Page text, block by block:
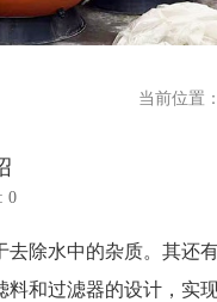
当前位置：
0
除水中的杂质。其还
和过滤器的设计，实